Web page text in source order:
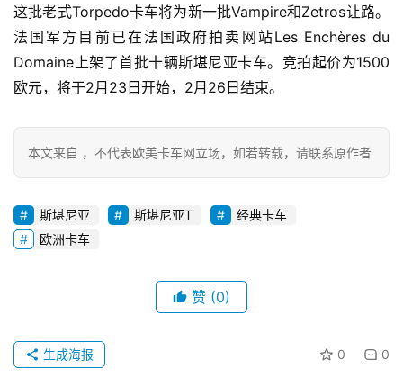
视
频
题
社
区
登录 注册
这批老式Torpedo卡车将为新一批Vampire和Zetros让路。
法国军方目前已在法国政府拍卖网站Les Enchères du
Domaine上架了首批十辆斯堪尼亚卡车。竞拍起价为1500
欧元，将于2月23日开始，2月26日结束。
本文来自 ，不代表欧美卡车网立场，如若转载，请联系原作者
斯堪尼亚 斯堪尼亚T
经典卡车
欧洲卡车
赞 (0)
0 0
生成海报